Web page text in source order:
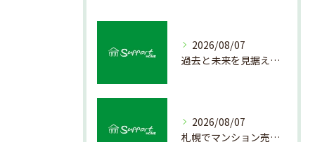
2026/08/07
過去と未来を見据えた戸建て売却の秘訣
2026/08/07
札幌でマンション売却を成功させる査定と価格の見極め方